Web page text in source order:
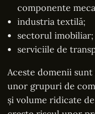
componente
industria textilă;
sectorul imobiliar;
serviciile de
Aceste domenii
unor grupuri de
și volume ridicate